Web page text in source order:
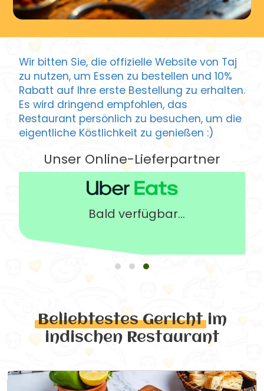
Wir bitten Sie, die offizielle Website von Taj
zu nutzen, um Essen zu bestellen und 10%
Rabatt auf Ihre erste Bestellung zu erhalten.
Es wird dringend empfohlen, das
Restaurant persönlich zu besuchen, um die
eigentliche Köstlichkeit zu genießen :)
Unser Online-Lieferpartner
Bald verfügbar...
Beliebtestes Gerichtim
indischen Restaurant